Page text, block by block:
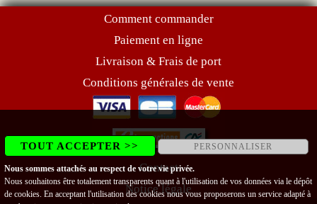
Comment commander
Paiement en ligne
Livraison & Frais de port
Conditions générales de vente
Contact
Notice légale
TOUT ACCEPTER >> PERSONNALISER
Nous sommes attachés au respect de votre vie privée.
Nous souhaitons être totalement transparents quant à l'utilisation de vos données via le dépôt
de cookies. En acceptant l'utilisation des cookies nous vous proposerons un service adapté à